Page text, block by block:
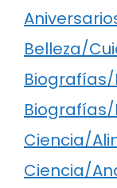
Belleza/
Ciencia/
Ciencia/